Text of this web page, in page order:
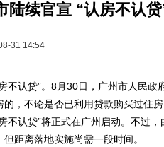
陆续官宣 “认房不认
31 14:54
认贷”。8月30日，广州市人民政
，不论是否已利用贷款购买过住
不认贷”将正式在广州启动。不过
距离落地实施尚需一段时间。